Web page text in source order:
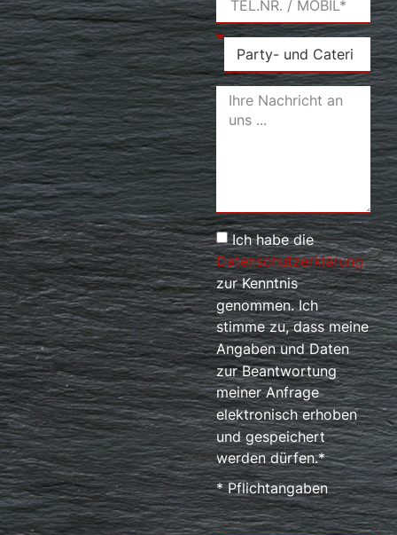
Ich habe die
Datenschutzerklärung
zur Kenntnis
genommen. Ich
stimme zu, dass meine
Angaben und Daten
zur Beantwortung
meiner Anfrage
elektronisch erhoben
und gespeichert
werden dürfen.*
* Pflichtangaben